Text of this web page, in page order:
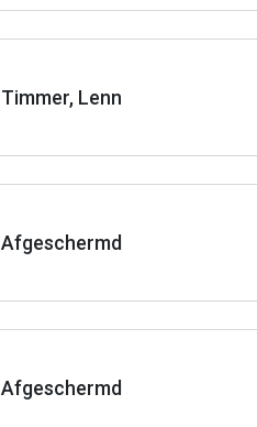
Timmer, Lenn
Afgeschermd
Afgeschermd